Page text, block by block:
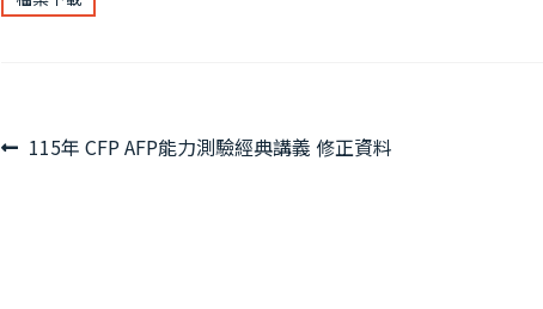
文 上
115年 CFP AFP能力測驗經典講義 修正資料